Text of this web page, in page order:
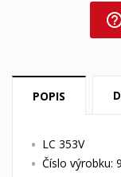
POPIS
LC 353V
Číslo výrobku: